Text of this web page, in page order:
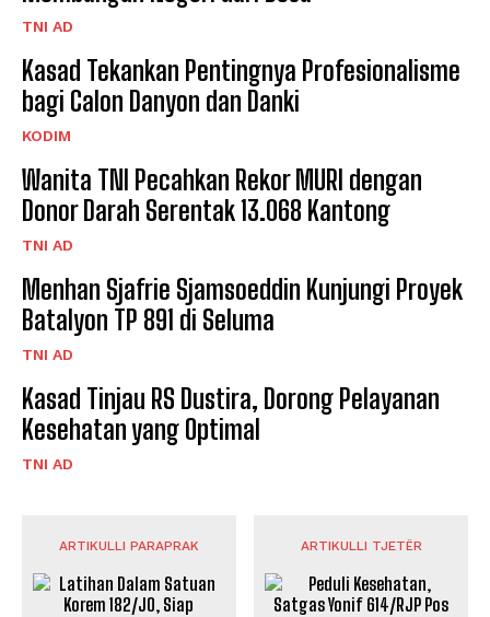
TNI AD
Kasad Tekankan Pentingnya Profesionalisme
bagi Calon Danyon dan Danki
KODIM
Wanita TNI Pecahkan Rekor MURI dengan
Donor Darah Serentak 13.068 Kantong
TNI AD
Menhan Sjafrie Sjamsoeddin Kunjungi Proyek
Batalyon TP 891 di Seluma
TNI AD
Kasad Tinjau RS Dustira, Dorong Pelayanan
Kesehatan yang Optimal
TNI AD
ARTIKULLI PARAPRAK ARTIKULLI TJETËR